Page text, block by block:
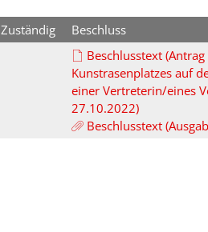
Zuständig Beschluss
Beschlusstext
Kunstrasenplatzes auf
einer Vertreterin/eines
27.10.2022)
Beschlusstext